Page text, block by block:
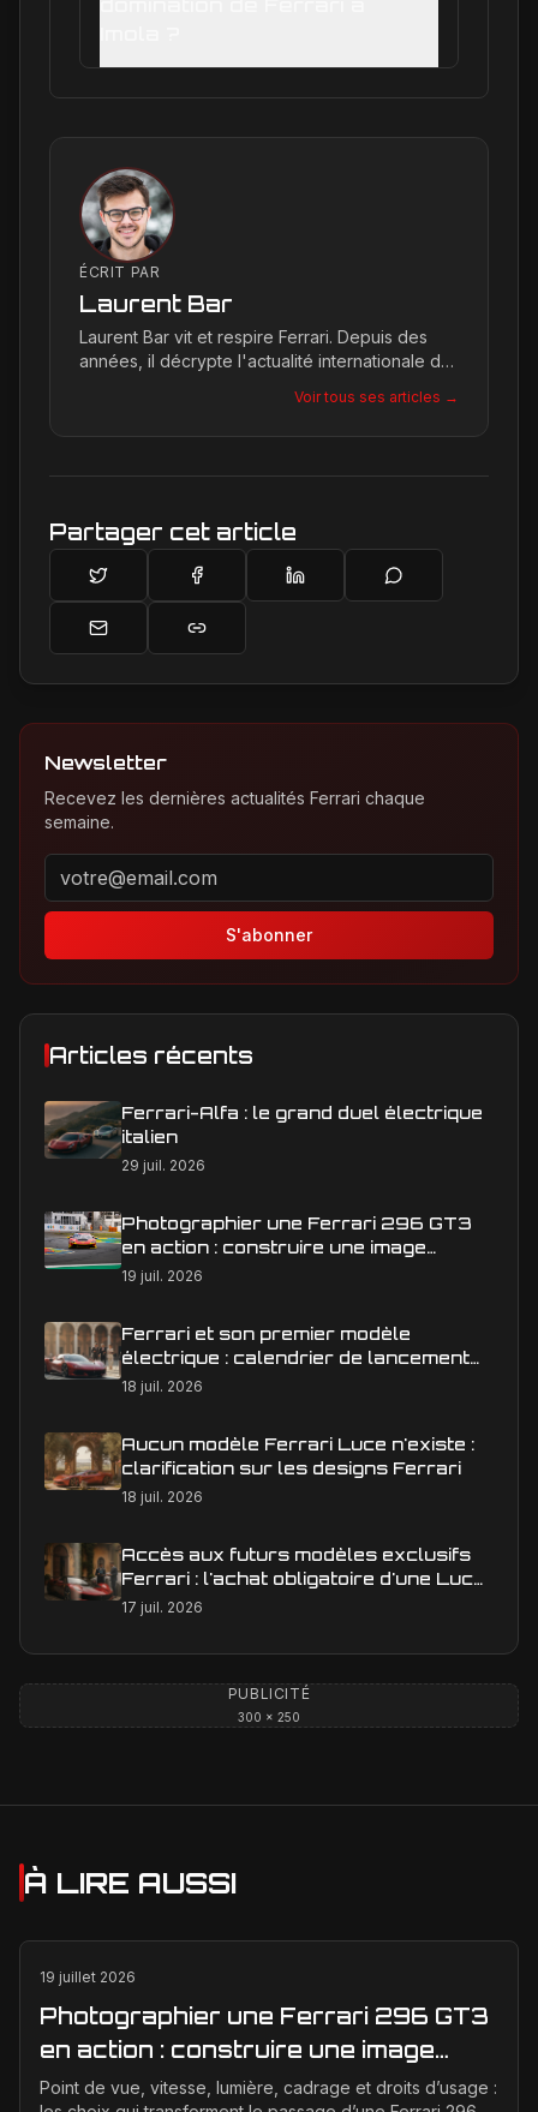
ÉCRIT PAR
Laurent Bar
Laurent Bar vit et respire Ferrari. Depuis des
années, il décrypte l'actualité internationale du
détails qui façonnent la légende de la marque.
Son site, Ferrari Passion, est le reflet de son
Maranello.
Voir tous ses articles →
Partager cet article
Newsletter
Recevez les dernières actualités Ferrari chaque
semaine.
Adresse email pour la newsletter
S'abonner
Articles récents
Ferrari-Alfa : le grand duel électrique
italien
29 juil. 2026
Photographier une Ferrari 296 GT3
en action : construire une image
éditoriale qui raconte la course
19 juil. 2026
Ferrari et son premier modèle
électrique : calendrier de lancement
en Europe
18 juil. 2026
Aucun modèle Ferrari Luce n'existe :
clarification sur les designs Ferrari
18 juil. 2026
Accès aux futurs modèles exclusifs
Ferrari : l'achat obligatoire d'une Luce
est-il une réalité ?
17 juil. 2026
PUBLICITÉ
300 × 250
À LIRE AUSSI
19 juillet 2026
Photographier une Ferrari 296 GT3
en action : construire une image
éditoriale qui raconte la course
Point de vue, vitesse, lumière, cadrage et droits d’usage :